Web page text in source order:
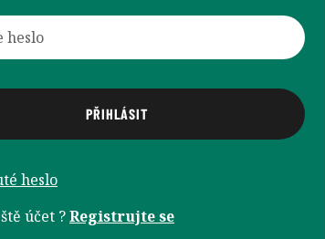
heslo
účet ?Registrujte se